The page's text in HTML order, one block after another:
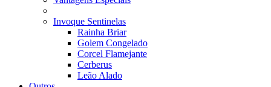
Invoque Sentinelas
Rainha Briar
Golem Congelado
Corcel Flamejante
Cerberus
Leão Alado